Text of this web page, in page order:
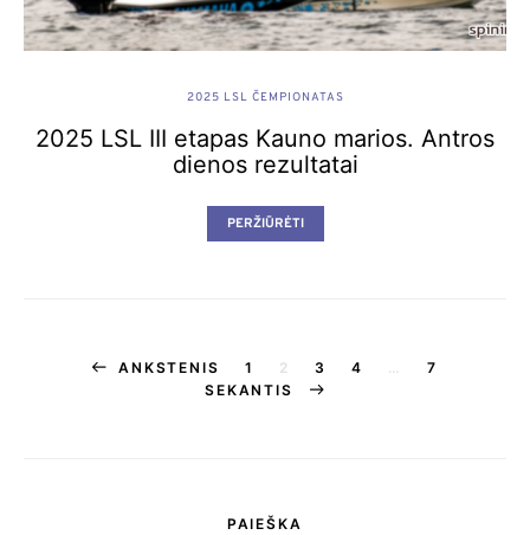
2025 LSL ČEMPIONATAS
2025 LSL III etapas Kauno marios. Antros
dienos rezultatai
PERŽIŪRĖTI
Įrašų
puslapiavimas
ANKSTENIS 1 2 3 4 …
7
SEKANTIS
PAIEŠKA